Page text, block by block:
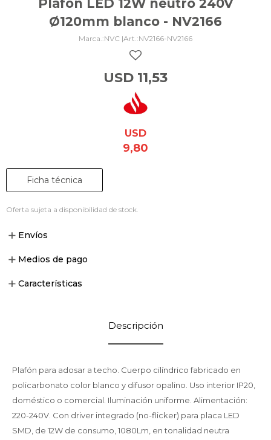
Plafón LED 12W neutro 240V
Ø120mm blanco - NV2166
NVC | NV2166-NV2166
USD 11,53
USD
9,80
Ficha técnica
Oferta sujeta a disponibilidad de stock.
Envíos
Medios de pago
Características
Descripción
Plafón para adosar a techo. Cuerpo cilíndrico fabricado en
policarbonato color blanco y difusor opalino. Uso interior IP20,
doméstico o comercial. Iluminación uniforme. Alimentación:
220-240V. Con driver integrado (no-flicker) para placa LED
SMD, de 12W de consumo, 1080Lm, en tonalidad neutra